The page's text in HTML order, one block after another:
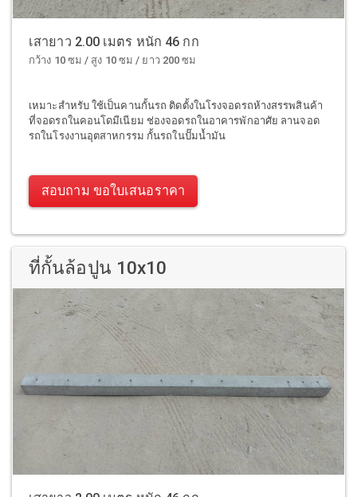
เสายาว 2.00 เมตร หนัก 46 กก
กว้าง 10 ซม / สูง 10 ซม / ยาว 200 ซม
เหมาะสำหรับ ใช้เป็นคานกั้นรถ ติดตั้งในโรงจอดรถห้างสรรพสินค้า
ที่จอดรถในคอนโดมีเนียม ช่องจอดรถในอาคารพักอาศัย ลานจอด
รถในโรงงานอุตสาหกรรม กั้นรถในปั๊มน้ำมัน
สอบถาม ขอใบเสนอราคา
ที่กั้นล้อปูน 10x10